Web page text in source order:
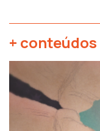
+ conteúdos